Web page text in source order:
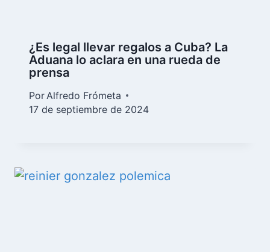
¿Es legal llevar regalos a Cuba? La
Aduana lo aclara en una rueda de
prensa
Por Alfredo Frómeta
17 de septiembre de 2024